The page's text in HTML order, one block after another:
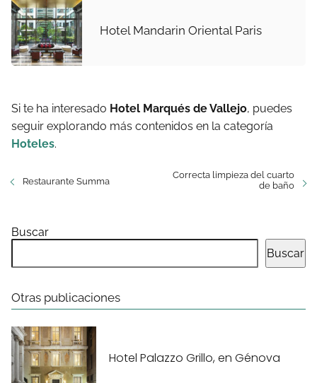
Hotel Mandarin Oriental Paris
Si te ha interesado Hotel Marqués de Vallejo, puedes
seguir explorando más contenidos en la categoría
Hoteles.
Restaurante Summa
Correcta limpieza del cuarto
de baño
Buscar
Buscar
Otras publicaciones
Hotel Palazzo Grillo, en Génova